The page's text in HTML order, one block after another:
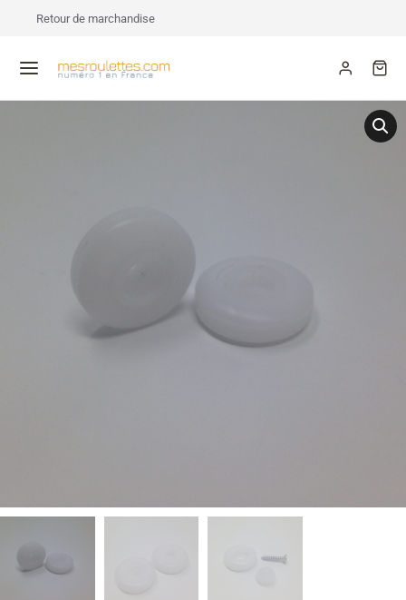
Retour de marchandise